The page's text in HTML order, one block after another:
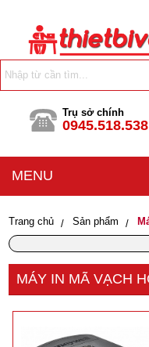
Trụ sở chính
0945.518.538
MENU
Trang chủ Sản phẩm
MÁY IN MÃ VẠCH